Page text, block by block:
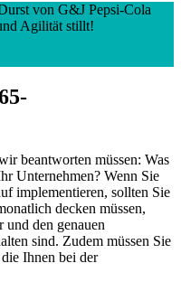
von G&J Pepsi-Cola
Agilität stillt!
beantworten müssen: Was
Unternehmen? Wenn Sie
implementieren, sollten Sie
decken müssen,
den genauen
sind. Zudem müssen Sie
Ihnen bei der